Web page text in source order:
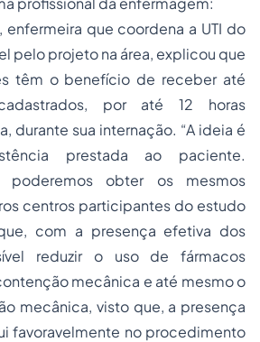
enfermeira que coordena a UTI do
pelo projeto na área, explicou que
têm o benefício de receber até
por até 12 horas
durante sua internação. “A ideia é
prestada ao paciente.
poderemos obter os mesmos
centros participantes do estudo
com a presença efetiva dos
reduzir o uso de fármacos
mecânica e até mesmo o
mecânica, visto que, a presença
favoravelmente no procedimento